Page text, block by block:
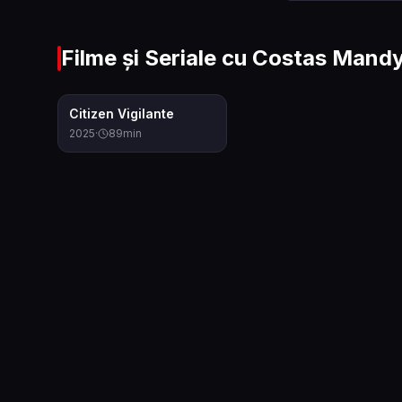
Filme și Seriale cu Costas
Citizen Vigilante
2025· 89min